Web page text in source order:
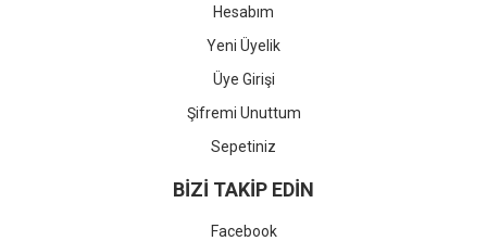
Hesabım
Yeni Üyelik
Üye Girişi
Şifremi Unuttum
Sepetiniz
BİZİ TAKİP EDİN
Facebook